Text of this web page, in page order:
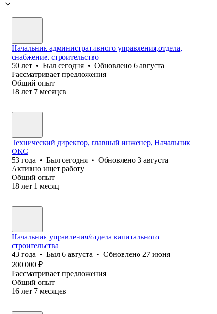
Начальник административного управления,отдела,
снабжение, строительство
50 лет • Был сегодня • Обновлено 6 августа
Рассматривает предложения
Общий опыт
18 лет 7 месяцев
Технический директор, главный инженер, Начальник
ОКС
53 года • Был сегодня • Обновлено 3 августа
Активно ищет работу
Общий опыт
18 лет 1 месяц
Начальник управления/отдела капитального
строительства
43 года • Был 6 августа • Обновлено 27 июня
200 000 ₽
Рассматривает предложения
Общий опыт
16 лет 7 месяцев